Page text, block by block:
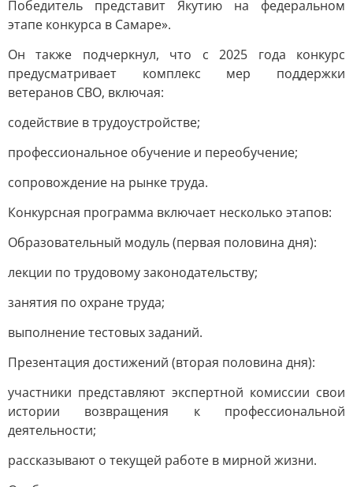
Победитель представит Якутию на федеральном
этапе конкурса в Самаре».
Он также подчеркнул, что с 2025 года конкурс
предусматривает комплекс мер поддержки
ветеранов СВО, включая:
содействие в трудоустройстве;
профессиональное обучение и переобучение;
сопровождение на рынке труда.
Конкурсная программа включает несколько этапов:
Образовательный модуль (первая половина дня):
лекции по трудовому законодательству;
занятия по охране труда;
выполнение тестовых заданий.
Презентация достижений (вторая половина дня):
участники представляют экспертной комиссии свои
истории возвращения к профессиональной
деятельности;
рассказывают о текущей работе в мирной жизни.